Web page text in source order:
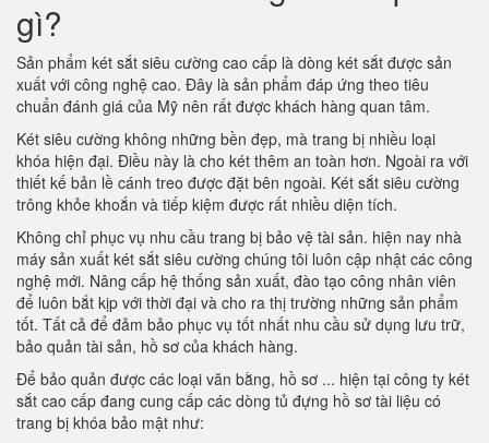
gì?
Sản phẩm két sắt siêu cường cao cấp là dòng két sắt được sản
xuất với công nghệ cao. Đây là sản phẩm đáp ứng theo tiêu
chuẩn đánh giá của Mỹ nên rất được khách hàng quan tâm.
Két siêu cường không những bền đẹp, mà trang bị nhiều loại
khóa hiện đại. Điều này là cho két thêm an toàn hơn. Ngoài ra với
thiết kế bản lề cánh treo được đặt bên ngoài. Két sắt siêu cường
trông khỏe khoắn và tiếp kiệm được rất nhiều diện tích.
Không chỉ phục vụ nhu cầu trang bị bảo vệ tài sản. hiện nay nhà
máy sản xuất két sắt siêu cường chúng tôi luôn cập nhật các công
nghệ mới. Nâng cấp hệ thống sản xuất, đào tạo công nhân viên
để luôn bắt kịp với thời đại và cho ra thị trường những sản phẩm
tốt. Tất cả để đảm bảo phục vụ tốt nhất nhu cầu sử dụng lưu trữ,
bảo quản tài sản, hồ sơ của khách hàng.
Để bảo quản được các loại văn bằng, hồ sơ ... hiện tại công ty két
sắt cao cấp đang cung cấp các dòng tủ đựng hồ sơ tài liệu có
trang bị khóa bảo mật như: